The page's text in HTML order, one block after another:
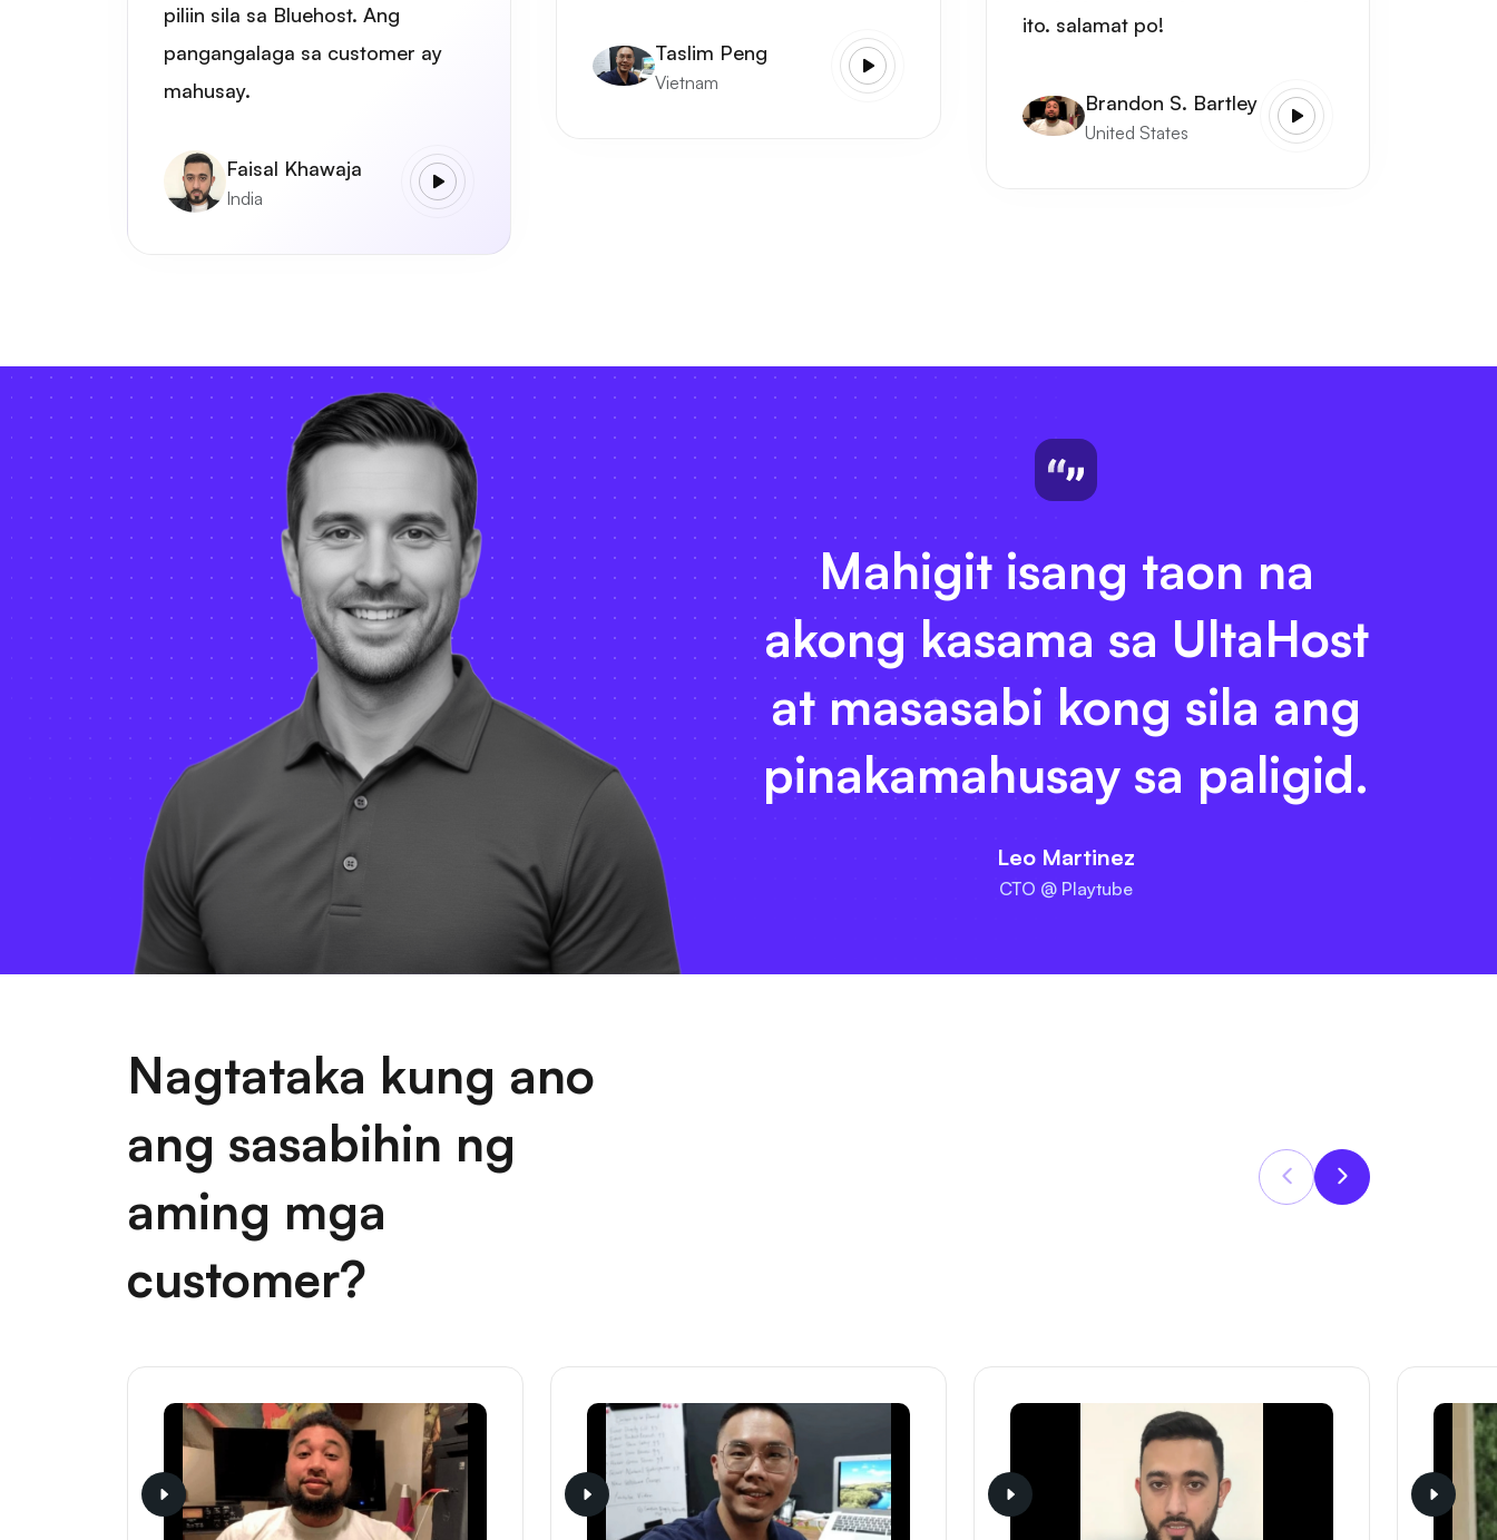
Taslim Peng
Vietnam
ito. salamat po!
Brandon S. Bartley
United States
piliin sila sa Bluehost. Ang
pangangalaga sa customer ay
mahusay.
Faisal Khawaja
India
Mahigit isang taon na
akong kasama sa UltaHost
at masasabi kong sila ang
pinakamahusay sa paligid.
Leo Martinez
CTO @ Playtube
Nagtataka kung ano
ang sasabihin ng
aming mga
customer?